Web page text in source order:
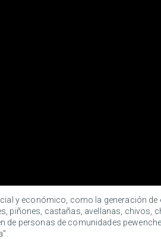
y económico, como la generación
piñones, castañas, avellanas, chivos,
personas de comunidades